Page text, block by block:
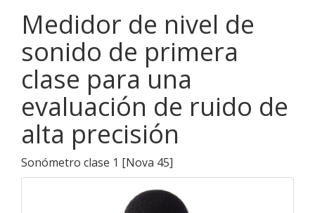
Medidor de nivel de
sonido de primera
clase para una
evaluación de ruido de
alta precisión
Sonómetro clase 1 [Nova 45]